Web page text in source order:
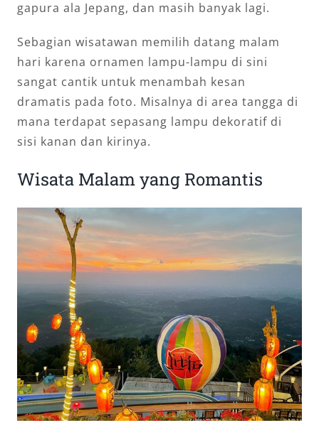
gapura ala Jepang, dan masih banyak lagi.
Sebagian wisatawan memilih datang malam
hari karena ornamen lampu-lampu di sini
sangat cantik untuk menambah kesan
dramatis pada foto. Misalnya di area tangga di
mana terdapat sepasang lampu dekoratif di
sisi kanan dan kirinya.
Wisata Malam yang Romantis